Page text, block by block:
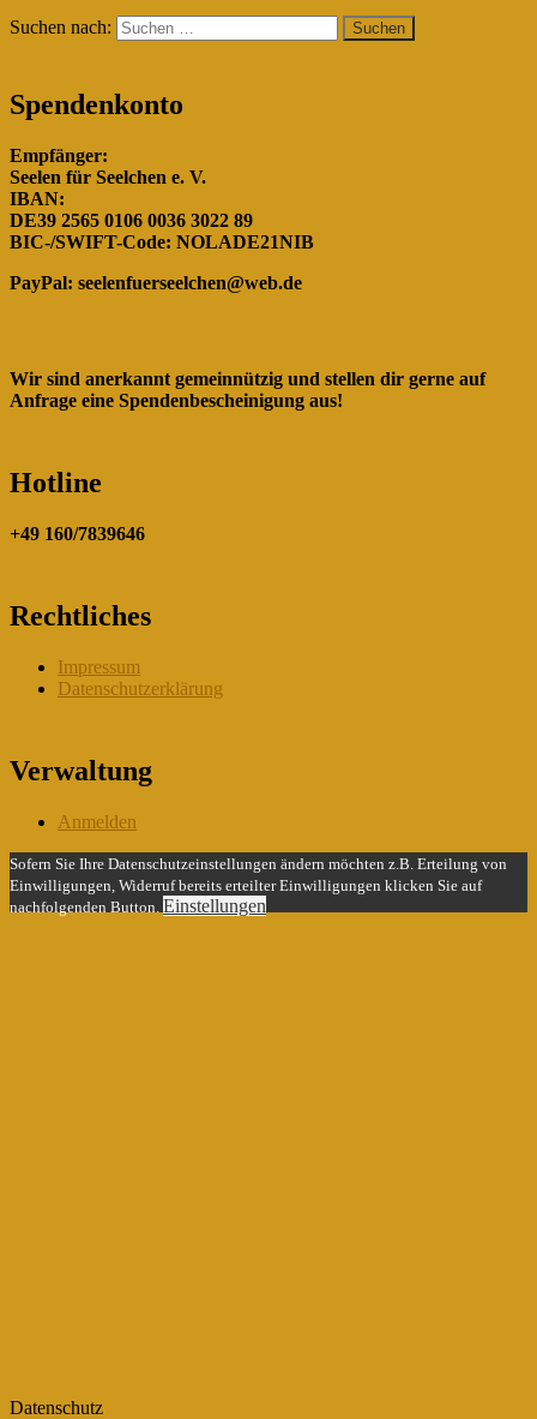
Suchen nach:
Spendenkonto
Empfänger:
Seelen für Seelchen e. V.
IBAN:
DE39 2565 0106 0036 3022 89
BIC-/SWIFT-Code: NOLADE21NIB
PayPal: seelenfuerseelchen@web.de
Wir sind anerkannt gemeinnützig und stellen dir gerne auf
Anfrage eine Spendenbescheinigung aus!
Hotline
+49 160/7839646
Rechtliches
Impressum
Datenschutzerklärung
Verwaltung
Anmelden
Sofern Sie Ihre Datenschutzeinstellungen ändern möchten z.B. Erteilung von
Einwilligungen, Widerruf bereits erteilter Einwilligungen klicken Sie auf
nachfolgenden Button. Einstellungen
Datenschutz